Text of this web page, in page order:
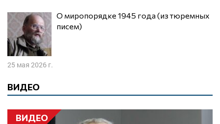
О миропорядке 1945 года (из тюремных
писем)
25 мая 2026 г.
ВИДЕО
ВИДЕО